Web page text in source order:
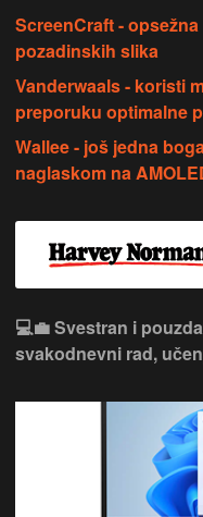
ScreenCraft -
pozadinskih slika
Vanderwaals - koristi
preporuku optimalne
Wallee - još jedna
naglaskom na
💻💼 Svestran i
svakodnevni rad,